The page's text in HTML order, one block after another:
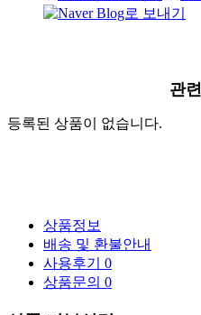
관
등록된 상품이 없습니다.
상품정보
배송 및 환불안내
사용후기 0
상품문의 0